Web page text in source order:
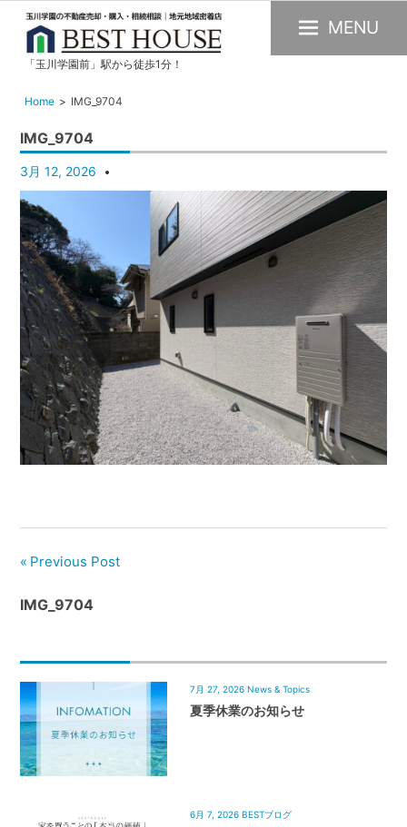
玉
川
園
の
不
動
産
購
入・
売
却・
賃
貸・
管
理
｜
密
着
HOUSE
「玉川学園前」駅から徒歩1分！
MENU
Home IMG_9704
IMG_9704
3月 12, 2026
Previous Post
IMG_9704
7月 27, 2026 News & Topics
夏季休業のお知らせ
6月 7, 2026 BESTブログ